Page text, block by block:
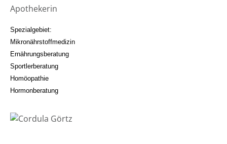
Apothekerin
Spezialgebiet:
Mikronährstoffmedizin
Ernährungsberatung
Sportlerberatung
Homöopathie
Hormonberatung